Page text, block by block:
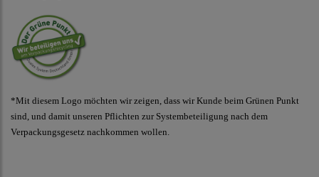
*Mit diesem Logo möchten wir zeigen, dass wir Kunde beim Grünen Punkt
sind, und damit unseren Pflichten zur Systembeteiligung nach dem
Verpackungsgesetz nachkommen wollen.